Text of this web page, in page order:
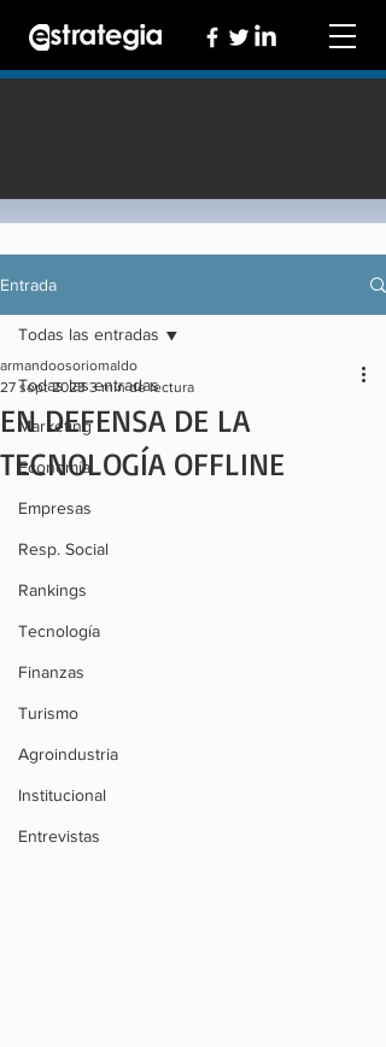
Entrada
Todas las entradas
Marketing
Economía
Empresas
Resp. Social
Rankings
Tecnología
Finanzas
Turismo
Agroindustria
Institucional
Entrevistas
Todas las entradas
EN DEFENSA DE LA
TECNOLOGÍA OFFLINE
armandoosoriomaldo
27 sept 2023 3 min de lectura